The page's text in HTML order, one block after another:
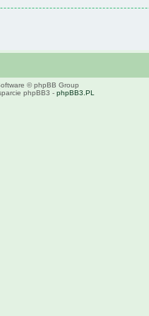
© phpBB Group
phpBB3 - phpBB3.PL